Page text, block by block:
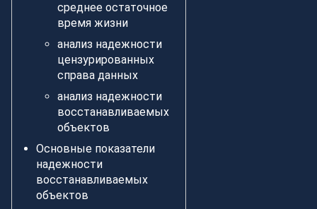
среднее остаточное
время жизни
анализ надежности
цензурированных
справа данных
анализ надежности
восстанавливаемых
объектов
Основные показатели
надежности
восстанавливаемых
объектов